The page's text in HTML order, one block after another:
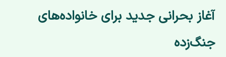
آغاز بحرانی جدید برای خانواده‌های
جنگ‌زده